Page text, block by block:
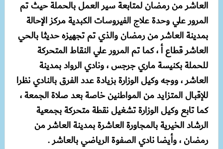
العاشر من رمضان لمتابعة سير العمل بالحملة حيث تم
المرور علي وحدة علاج الفيروسات الكبدية مركز الإحالة
بمدينة العاشر من رمضان والذي تم تجهيزه حديثا بالحي
العاشر قطاع أ ، كما تم المرور علي النقاط المتحركة
للحملة بكنيسة ماري جرجس ، ونادي الرواد بمدينة
العاشر ، ووجه وكيل الوزارة بزيادة عدد الفرق بالنادي نظرا
للإقبال المتزايد من المواطنين خاصة بعد صلاة الجمعة ،
كما تابع وكيل الوزارة تشغيل نقطة متحركة بجمعية
الرشاد الخيرية بالمجاورة العاشرة بمدينة العاشر من
رمضان ، وأيضا نادي الصفوة الرياضي بالعاشر .